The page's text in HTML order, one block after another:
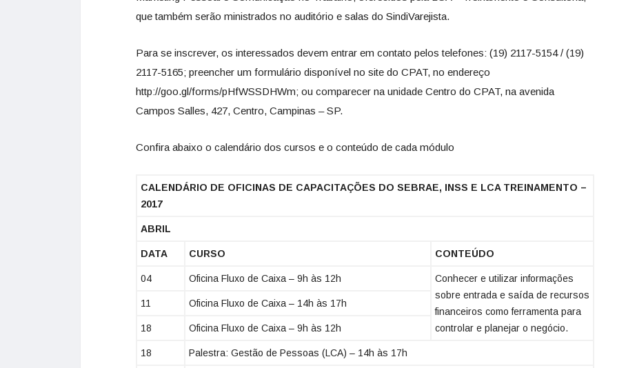
que também serão ministrados no auditório e salas do SindiVarejista.
Para se inscrever, os interessados devem entrar em contato pelos telefones: (19) 2117-5154 / (19)
2117-5165; preencher um formulário disponível no site do CPAT, no endereço
http://goo.gl/forms/pHfWSSDHWm; ou comparecer na unidade Centro do CPAT, na avenida
Campos Salles, 427, Centro, Campinas – SP.
Confira abaixo o calendário dos cursos e o conteúdo de cada módulo
CALENDÁRIO DE OFICINAS DE CAPACITAÇÕES DO SEBRAE, INSS E LCA TREINAMENTO –
2017
ABRIL
DATA CURSO CONTEÚDO
04 Oficina Fluxo de Caixa – 9h às 12h
Conhecer e utilizar informações
sobre entrada e saída de recursos
financeiros como ferramenta para
controlar e planejar o negócio.
11 Oficina Fluxo de Caixa – 14h às 17h
18 Oficina Fluxo de Caixa – 9h às 12h
18 Palestra: Gestão de Pessoas (LCA) – 14h às 17h